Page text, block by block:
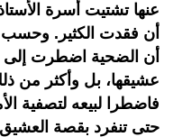
عنها تشتيت أسرة
أن فقدت الكثير. وحسب
أن الضحية اضطرت إلى
عشيقها، بل وأكثر من
فاضطرا لبيعه لتصفية
حتى تنفرد بقصة العشيق